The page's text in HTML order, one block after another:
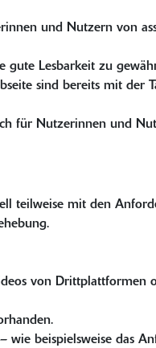
und Nutzern von
Lesbarkeit zu
sind bereits mit der
für Nutzerinnen und
teilweise mit den
von Drittplattformen
wie beispielsweise das